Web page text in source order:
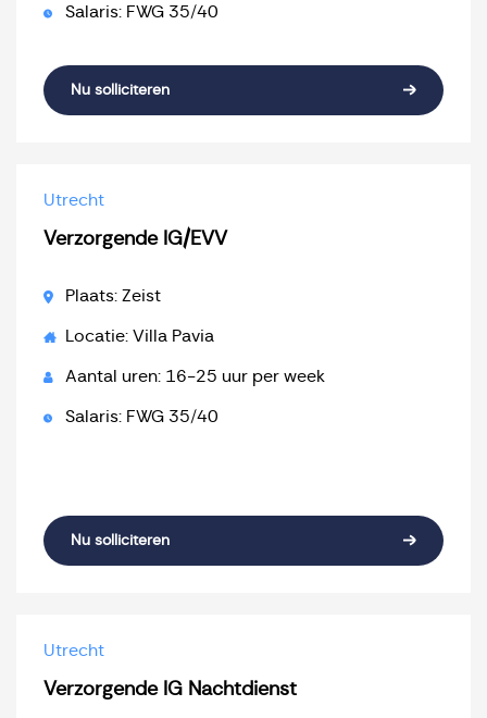
Salaris: FWG 35/40
Nu solliciteren
Utrecht
Verzorgende IG/EVV
Plaats: Zeist
Locatie: Villa Pavia
Aantal uren: 16-25 uur per week
Salaris: FWG 35/40
Nu solliciteren
Utrecht
Verzorgende IG Nachtdienst